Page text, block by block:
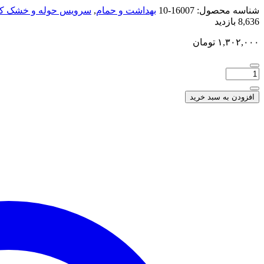
شناسه محصول: 16007-10 بهداشت و حمام, سرویس حوله و خشک
8,636 بازدید
۱,۳۰۲,۰۰۰ تومان
افزودن به سبد خرید